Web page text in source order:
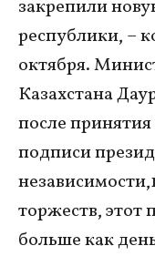
закрепили
республики, –
октября.
Казахстана
после принятия
подписи
торжеств, этот
больше как